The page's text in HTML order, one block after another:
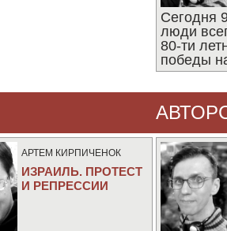
Сегодня
люди
80-ти
победы
АРТЕМ КИРПИЧЕНОК
ИЗРАИЛЬ. ПРОТЕСТ
И РЕПРЕССИИ